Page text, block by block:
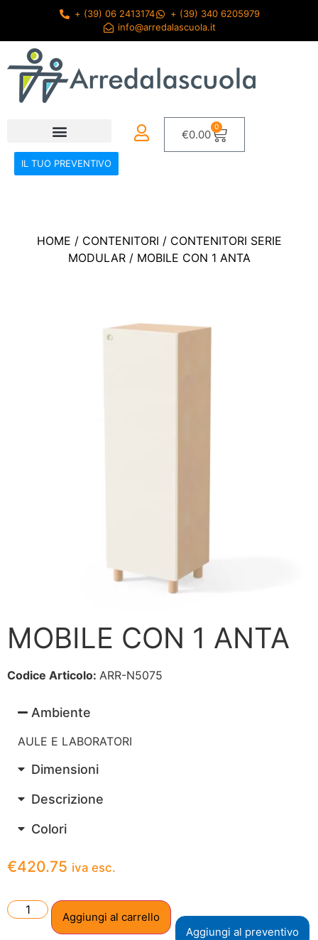
+ (39) 06 2413174
+ (39) 340 6205979
info@arredalascuola.it
€0.00
0
IL TUO PREVENTIVO
HOME / CONTENITORI / CONTENITORI SERIE
MODULAR/ MOBILE CON 1 ANTA
MOBILE CON 1 ANTA
Codice Articolo: ARR-N5075
Ambiente
AULE E LABORATORI
Dimensioni
Descrizione
Colori
€420.75 iva esc.
Aggiungi al carrello
Aggiungi al preventivo